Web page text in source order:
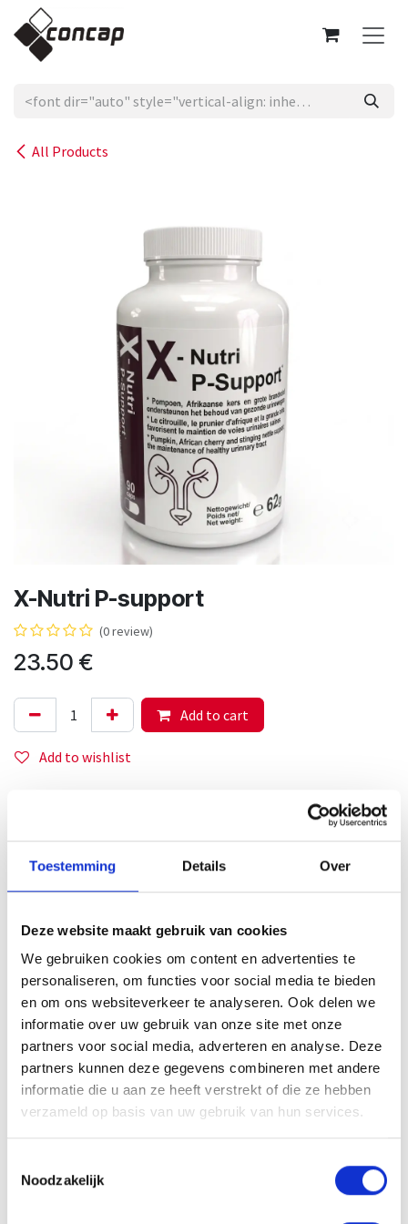
Toestemming Details Over
Deze website maakt gebruik van cookies
We gebruiken cookies om content en advertenties te
personaliseren, om functies voor social media te bieden
en om ons websiteverkeer te analyseren. Ook delen we
informatie over uw gebruik van onze site met onze
partners voor social media, adverteren en analyse. Deze
partners kunnen deze gegevens combineren met andere
informatie die u aan ze heeft verstrekt of die ze hebben
verzameld op basis van uw gebruik van hun services.
Noodzakelijk
Skip to Content
All Products
X-Nutri P-support
(0 review)
23.50 €
Add to cart
Add to wishlist
Vraag raad aan uw arts of apotheker.
X-Nutri P-Support is een supplement in capsulevorm.
This supplement has been specially developed for men's
health.
1 potje bevat 90 capsules.
1 omdoos bevat 12 potjes.
NUT-nummer: 3029/48
Gebruiksadvies
Aanbevolen dagelijkse portie 1 capsule per dag in te nemen
met een groot glas (200ml) water. De aanbevolen dosis niet
gevarieerde en evenwichtige voeding noch een gezonde
levensstijl. Vraag raad aan uw arts of apotheker. Koel en